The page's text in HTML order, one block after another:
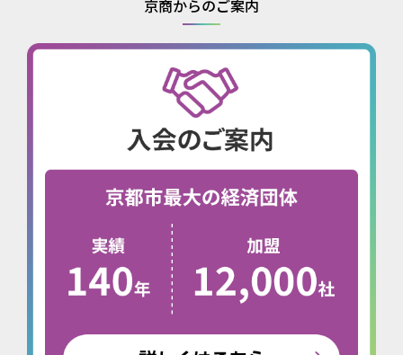
京商からのご案内